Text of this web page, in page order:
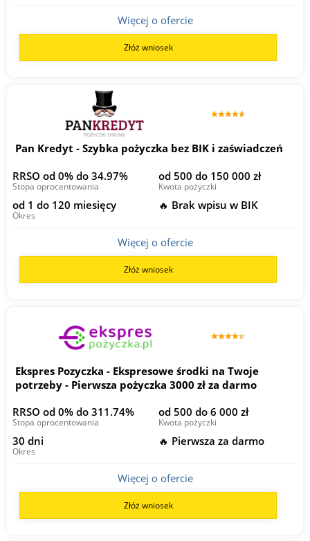
Więcej o ofercie
Złóż wniosek
Pan Kredyt - Szybka pożyczka bez BIK i zaświadczeń
RRSO od 0% do 34.97%
Stopa oprocentowania
od 500 do 150 000 zł
Kwota pożyczki
od 1 do 120 miesięcy
Okres
🔥 Brak wpisu w BIK
Więcej o ofercie
Złóż wniosek
Ekspres Pozyczka - Ekspresowe środki na Twoje
potrzeby - Pierwsza pożyczka 3000 zł za darmo
RRSO od 0% do 311.74%
Stopa oprocentowania
od 500 do 6 000 zł
Kwota pożyczki
30 dni
Okres
🔥 Pierwsza za darmo
Więcej o ofercie
Złóż wniosek